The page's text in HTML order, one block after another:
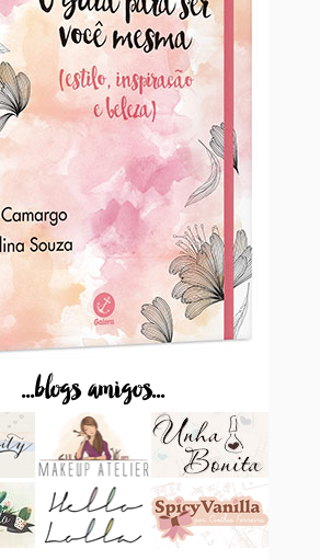
...blogs amigos...